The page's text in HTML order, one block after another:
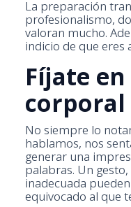
La preparación
profesionalismo,
valoran mucho.
indicio de que eres
Fíjate
No siempre lo
hablamos, nos
generar una
palabras. Un
inadecuada
equivocado al que